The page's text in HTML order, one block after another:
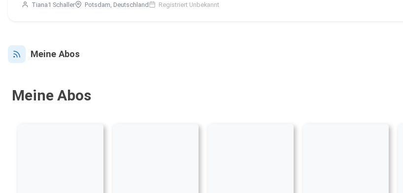
Tiana1 Schaller Potsdam, Deutschland Registriert Unbekannt
Meine Abos
Meine Abos